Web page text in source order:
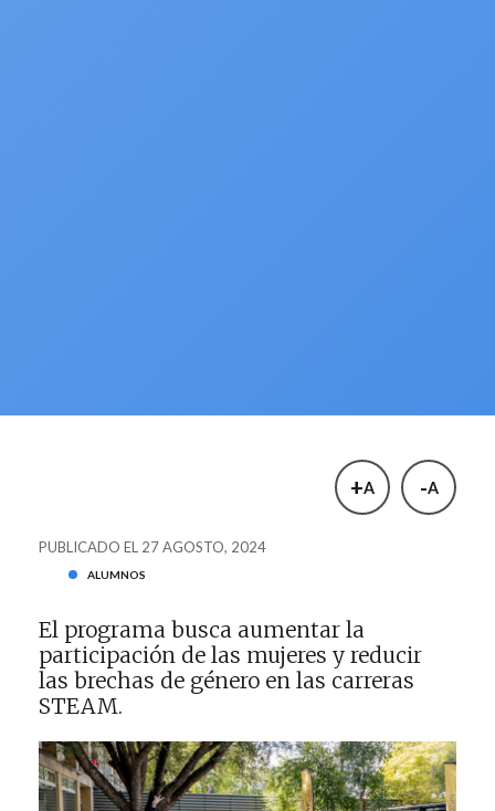
+A -A
PUBLICADO EL 27 AGOSTO, 2024
ALUMNOS
El programa busca aumentar la
participación de las mujeres y reducir
las brechas de género en las carreras
STEAM.